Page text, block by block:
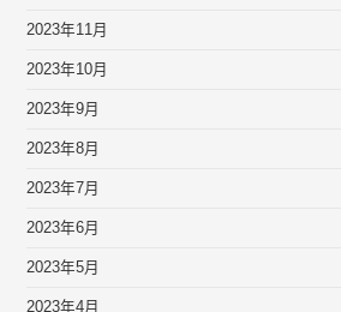
2023年11月
2023年10月
2023年9月
2023年8月
2023年7月
2023年6月
2023年5月
2023年4月